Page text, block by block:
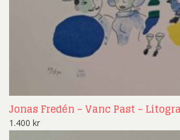
Jonas Fredén – Vanc Past –
1.400 kr